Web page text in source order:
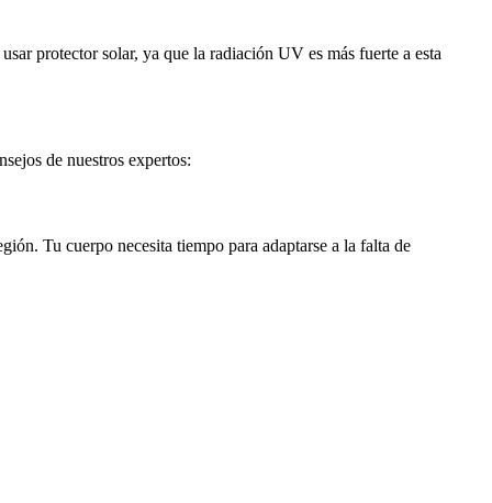
protector solar, ya que la radiación UV es más fuerte a esta
de nuestros expertos:
Tu cuerpo necesita tiempo para adaptarse a la falta de